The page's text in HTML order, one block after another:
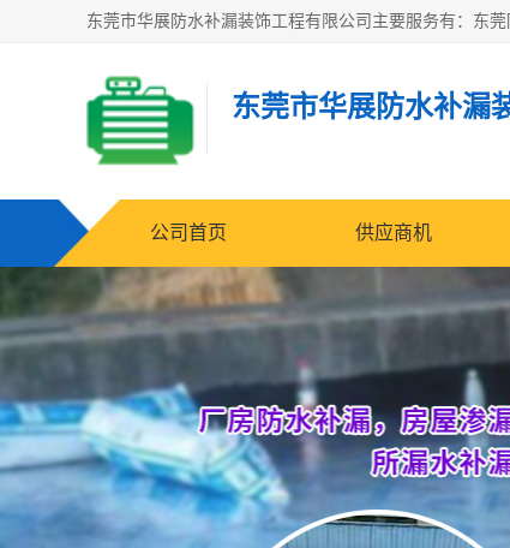
东莞市华展防水补漏
公司首页 供应商机